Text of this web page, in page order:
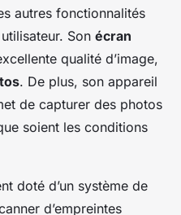
autres fonctionnalités
Son écran
qualité d’image,
. De plus, son appareil
de capturer des photos
soient les conditions
doté d’un système de
d’empreintes